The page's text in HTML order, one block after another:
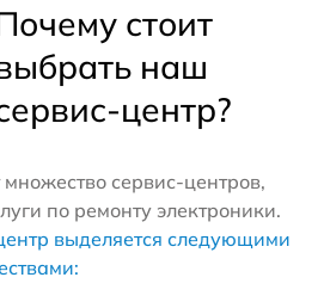
стоит
наш
центр?
сервис-центров,
по ремонту электроники.
выделяется следующими